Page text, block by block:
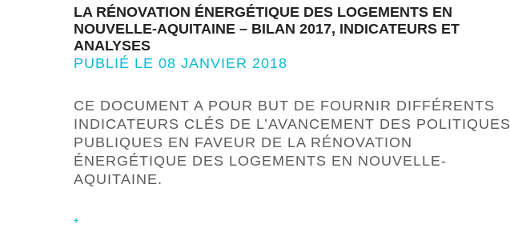
LA RÉNOVATION ÉNERGÉTIQUE DES LOGEMENTS EN
NOUVELLE-AQUITAINE – BILAN 2017, INDICATEURS ET
ANALYSES
PUBLIÉ LE 08 JANVIER 2018
CE DOCUMENT A POUR BUT DE FOURNIR DIFFÉRENTS
INDICATEURS CLÉS DE L’AVANCEMENT DES POLITIQUES
PUBLIQUES EN FAVEUR DE LA RÉNOVATION
ÉNERGÉTIQUE DES LOGEMENTS EN NOUVELLE-
AQUITAINE.
+